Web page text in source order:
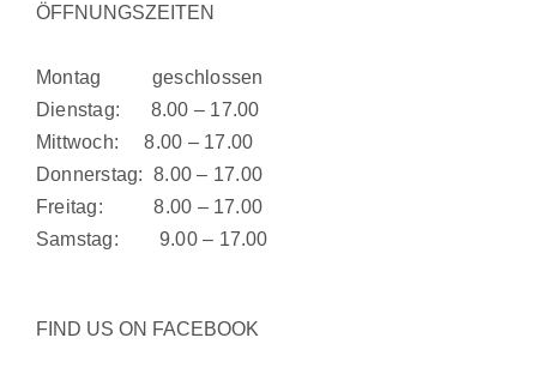
ÖFFNUNGSZEITEN
Montag geschlossen
Dienstag: 8.00 – 17.00
Mittwoch: 8.00 – 17.00
Donnerstag: 8.00 – 17.00
Freitag: 8.00 – 17.00
Samstag: 9.00 – 17.00
FIND US ON FACEBOOK